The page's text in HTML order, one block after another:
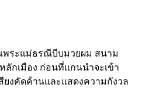
พระแม่ธรณีบีบมวยผม สนาม
ลักเมือง ก่อนที่แกนนำจะเข้า
ยงคัดค้านและแสดงความกังวล